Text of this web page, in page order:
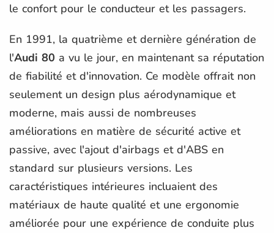
le confort pour le conducteur et les passagers.
En 1991, la quatrième et dernière génération de
l'Audi 80 a vu le jour, en maintenant sa réputation
de fiabilité et d'innovation. Ce modèle offrait non
seulement un design plus aérodynamique et
moderne, mais aussi de nombreuses
améliorations en matière de sécurité active et
passive, avec l'ajout d'airbags et d'ABS en
standard sur plusieurs versions. Les
caractéristiques intérieures incluaient des
matériaux de haute qualité et une ergonomie
améliorée pour une expérience de conduite plus